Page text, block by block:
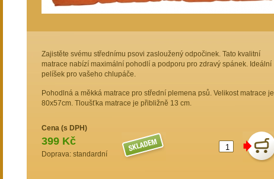
Zajistěte svému střednímu psovi zasloužený odpočinek. Tato kvalitní
matrace nabízí maximální pohodlí a podporu pro zdravý spánek. Ideální
pelíšek pro vašeho chlupáče.
Pohodlná a měkká matrace pro střední plemena psů. Velikost matrace je
80x57cm. Tloušťka matrace je přibližně 13 cm.
Cena (s DPH)
399 Kč
Doprava: standardní